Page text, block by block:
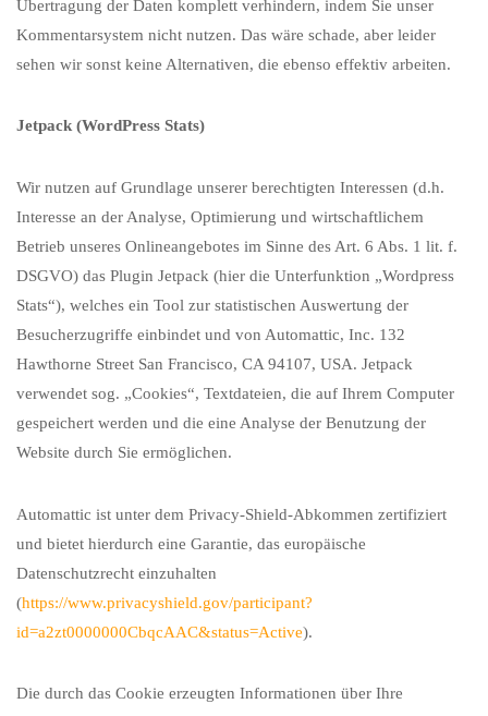
Übertragung der Daten komplett verhindern, indem Sie unser
Kommentarsystem nicht nutzen. Das wäre schade, aber leider
sehen wir sonst keine Alternativen, die ebenso effektiv arbeiten.
Jetpack (WordPress Stats)
Wir nutzen auf Grundlage unserer berechtigten Interessen (d.h.
Interesse an der Analyse, Optimierung und wirtschaftlichem
Betrieb unseres Onlineangebotes im Sinne des Art. 6 Abs. 1 lit. f.
DSGVO) das Plugin Jetpack (hier die Unterfunktion „Wordpress
Stats“), welches ein Tool zur statistischen Auswertung der
Besucherzugriffe einbindet und von Automattic, Inc. 132
Hawthorne Street San Francisco, CA 94107, USA. Jetpack
verwendet sog. „Cookies“, Textdateien, die auf Ihrem Computer
gespeichert werden und die eine Analyse der Benutzung der
Website durch Sie ermöglichen.
Automattic ist unter dem Privacy-Shield-Abkommen zertifiziert
und bietet hierdurch eine Garantie, das europäische
Datenschutzrecht einzuhalten
(https://www.privacyshield.gov/participant?
id=a2zt0000000CbqcAAC&status=Active).
Die durch das Cookie erzeugten Informationen über Ihre